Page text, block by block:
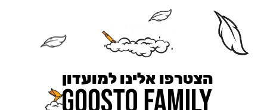
הצטרפו אלינו למועדון